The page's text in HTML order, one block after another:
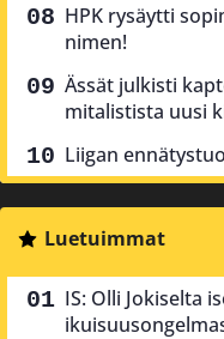
HPK rysäytti
nimen!
Ässät julkisti
mitalistista uusi
Liigan
Luetuimmat
IS: Olli Jokiselta